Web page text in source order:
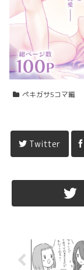
ペキガサ5コマ編
Twitter